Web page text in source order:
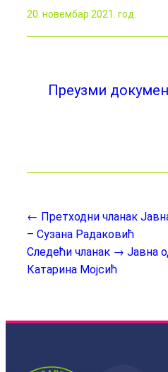
20. новембар 2021. год.
Преузми
← Претходни чланак
– Сузанa Радаковић
Следећи чланак → Јавна
Катаринa Мојсић